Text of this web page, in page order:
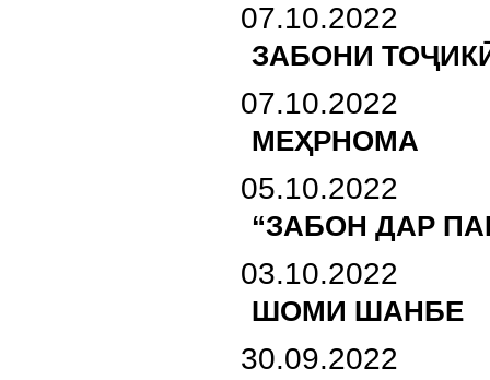
07.10.2022
ЗАБОНИ
07.10.2022
МЕҲРНОМА
05.10.2022
“ЗАБОН ДАР
03.10.2022
ШОМИ ШАНБЕ
30.09.2022